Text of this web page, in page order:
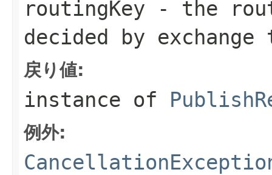
routingKey - the
decided by exchange
戻り値:
instance of
例外: